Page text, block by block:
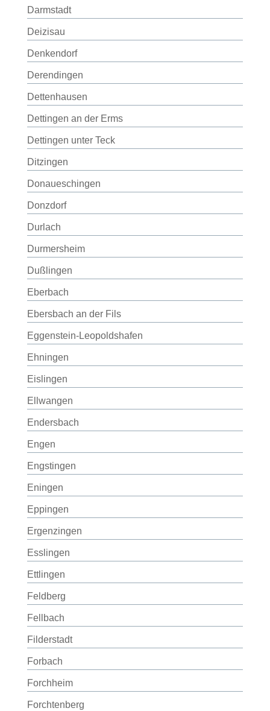
Darmstadt
Deizisau
Denkendorf
Derendingen
Dettenhausen
Dettingen an der Erms
Dettingen unter Teck
Ditzingen
Donaueschingen
Donzdorf
Durlach
Durmersheim
Dußlingen
Eberbach
Ebersbach an der Fils
Eggenstein-Leopoldshafen
Ehningen
Eislingen
Ellwangen
Endersbach
Engen
Engstingen
Eningen
Eppingen
Ergenzingen
Esslingen
Ettlingen
Feldberg
Fellbach
Filderstadt
Forbach
Forchheim
Forchtenberg